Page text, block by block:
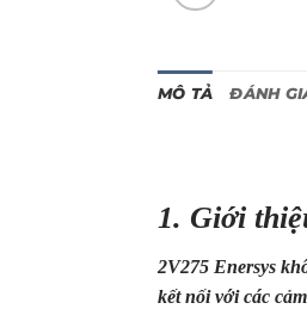
MÔ TẢ ĐÁNH
1. Giới
2V275 Enersys
kết nối với các